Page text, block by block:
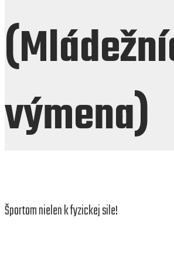
výmena)
Športom nielen k fyzickej sile!